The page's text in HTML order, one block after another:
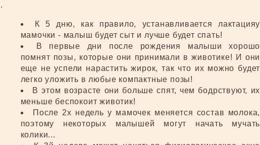
.
К 5 дню, как правило, устанавливается лактацияу
мамочки - малыш будет сыт и лучше будет спать!
В первые дни после рождения малыши хорошо
помнят позы, которые они принимали в животике! И они
еще не успели нарастить жирок, так что их можно будет
легко уложить в любые компактные позы!
В этом возрасте они больше спят, чем бодрствуют, их
меньше беспокоит животик!
После 2х недель у мамочек меняется состав молока,
поэтому некоторых малышей могут начать мучать
колики...